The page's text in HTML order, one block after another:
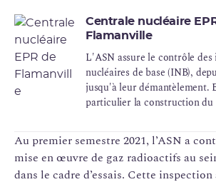
Centrale nucléaire
Flamanville
L'ASN assure le contrôle
nucléaires de base (INB),
jusqu'à leur démantèlement.
particulier la construction du
Au premier semestre 2021, l’ASN a
mise en œuvre de gaz radioactifs au
dans le cadre d’essais. Cette